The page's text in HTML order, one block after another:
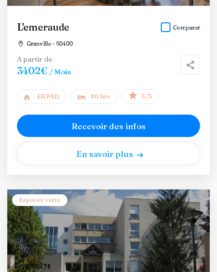
L'emeraude
Granville - 50400
Comparer
A partir de
3402€ / Mois
EHPAD 80 lits 5/5
Recevoir des infos
En savoir plus
Espaces verts